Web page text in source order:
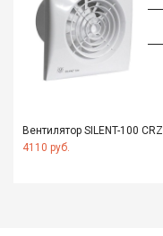
Вентилятор SILENT-100 CRZ
4110 руб.